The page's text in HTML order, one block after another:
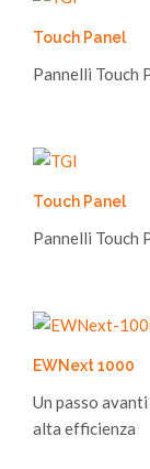
Touch Panel
Pannelli Touch
Touch Panel
Pannelli Touch
EWNext 1000
Un passo
alta efficienza